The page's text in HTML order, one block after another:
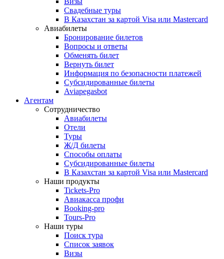
Свадебные туры
В Казахстан за картой Visa или Masterсard
Авиабилеты
Бронирование билетов
Вопросы и ответы
Обменять билет
Вернуть билет
Информация по безопасности платежей
Субсидированные билеты
Aviapegasbot
Агентам
Сотрудничество
Авиабилеты
Отели
Туры
Ж/Д билеты
Способы оплаты
Субсидированные билеты
В Казахстан за картой Visa или Masterсard
Наши продукты
Tickets-Pro
Авиакасса профи
Booking-pro
Tours-Pro
Наши туры
Поиск тура
Список заявок
Визы